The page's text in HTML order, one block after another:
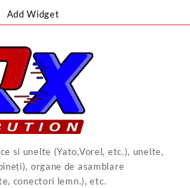
Add Widget
si unelte (Yato,Vorel, etc.), unelte,
organe de asamblare
conectori lemn.), etc.